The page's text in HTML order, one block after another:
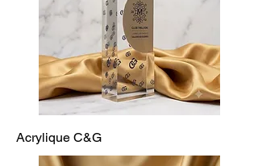
Acrylique C&G